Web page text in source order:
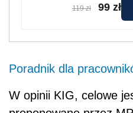
119 zł 99 zł
Poradnik dla
W opinii KIG, celowe